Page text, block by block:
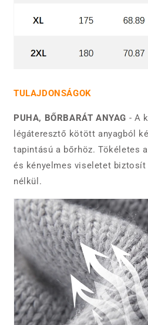
TULAJDONSÁGOK
PUHA, BŐRBARÁT ANYAG - A
légáteresztő kötött anyagból
tapintású a bőrhöz. Tökéletes
és kényelmes viseletet
nélkül.